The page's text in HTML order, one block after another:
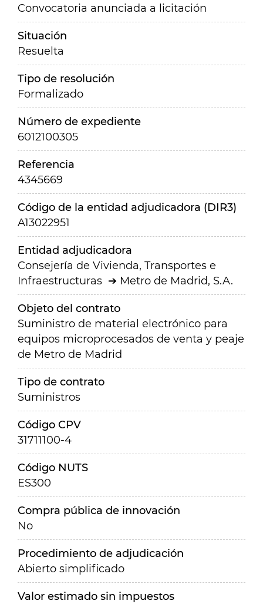
Convocatoria anunciada a licitación
Situación
Resuelta
Tipo de resolución
Formalizado
Número de expediente
6012100305
Referencia
4345669
Código de la entidad adjudicadora (DIR3)
A13022951
Entidad adjudicadora
Consejería de Vivienda, Transportes e
Infraestructuras
Metro de Madrid, S.A.
Objeto del contrato
Suministro de material electrónico para
equipos microprocesados de venta y peaje
de Metro de Madrid
Tipo de contrato
Suministros
Código CPV
31711100-4
Código NUTS
ES300
Compra pública de innovación
No
Procedimiento de adjudicación
Abierto simplificado
Valor estimado sin impuestos